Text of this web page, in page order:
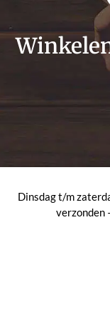
Dinsdag t/m
verzonden